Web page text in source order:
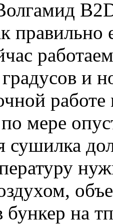
правильно
и
по мере
сушилка
бункер на